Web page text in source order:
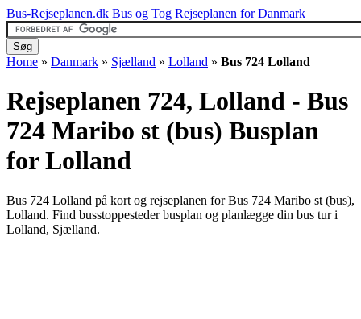
Bus-Rejseplanen.dk Bus og Tog Rejseplanen for Danmark
Home » Danmark » Sjælland » Lolland » Bus 724 Lolland
Rejseplanen 724, Lolland - Bus
724 Maribo st (bus) Busplan
for Lolland
Bus 724 Lolland på kort og rejseplanen for Bus 724 Maribo st (bus),
Lolland. Find busstoppesteder busplan og planlægge din bus tur i
Lolland, Sjælland.